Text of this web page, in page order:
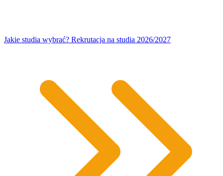
Jakie studia wybrać? Rekrutacja na studia 2026/2027